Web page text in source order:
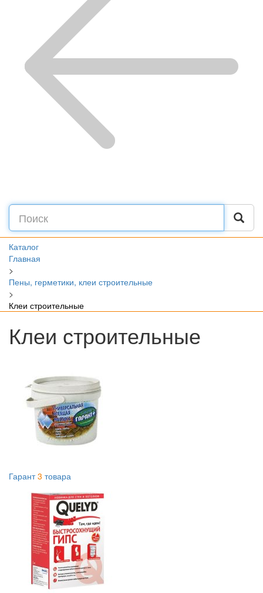
Каталог
Главная
>
Пены, герметики, клеи строительные
>
Клеи строительные
Клеи строительные
Гарант 3 товара